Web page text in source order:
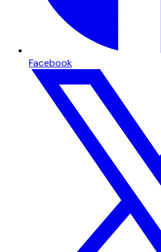
Facebook